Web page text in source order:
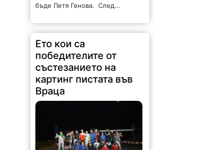
победителите от
картинг пистата във
Враца
75 | 2026-08-06 09:46:54
Общо 28 пилоти взеха участие в